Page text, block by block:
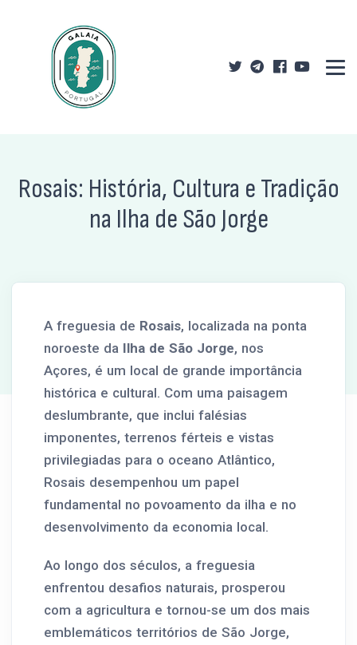
Rosais: História, Cultura e Tradição
na Ilha de São Jorge
A freguesia de Rosais, localizada na ponta
noroeste da Ilha de São Jorge, nos
Açores, é um local de grande importância
histórica e cultural. Com uma paisagem
deslumbrante, que inclui falésias
imponentes, terrenos férteis e vistas
privilegiadas para o oceano Atlântico,
Rosais desempenhou um papel
fundamental no povoamento da ilha e no
desenvolvimento da economia local.
Ao longo dos séculos, a freguesia
enfrentou desafios naturais, prosperou
com a agricultura e tornou-se um dos mais
emblemáticos territórios de São Jorge,